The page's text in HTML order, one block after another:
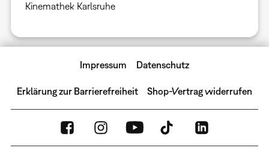
Kinemathek Karlsruhe
Impressum Datenschutz
Erklärung zur Barrierefreiheit Shop-Vertrag widerrufen